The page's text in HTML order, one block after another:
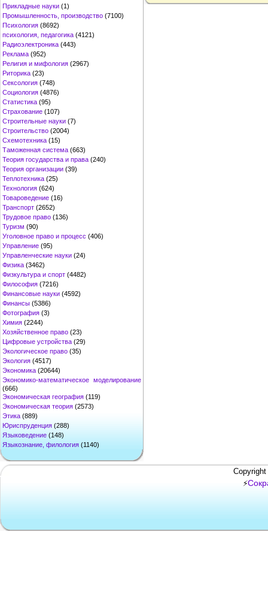
Прикладные науки (1)
Промышленность, производство (7100)
Психология (8692)
психология, педагогика (4121)
Радиоэлектроника (443)
Реклама (952)
Религия и мифология (2967)
Риторика (23)
Сексология (748)
Социология (4876)
Статистика (95)
Страхование (107)
Строительные науки (7)
Строительство (2004)
Схемотехника (15)
Таможенная система (663)
Теория государства и права (240)
Теория организации (39)
Теплотехника (25)
Технология (624)
Товароведение (16)
Транспорт (2652)
Трудовое право (136)
Туризм (90)
Уголовное право и процесс (406)
Управление (95)
Управленческие науки (24)
Физика (3462)
Физкультура и спорт (4482)
Философия (7216)
Финансовые науки (4592)
Финансы (5386)
Фотография (3)
Химия (2244)
Хозяйственное право (23)
Цифровые устройства (29)
Экологическое право (35)
Экология (4517)
Экономика (20644)
Экономико-математическое моделирование
(666)
Экономическая география (119)
Экономическая теория (2573)
Этика (889)
Юриспруденция (288)
Языковедение (148)
Языкознание, филология (1140)
⚡